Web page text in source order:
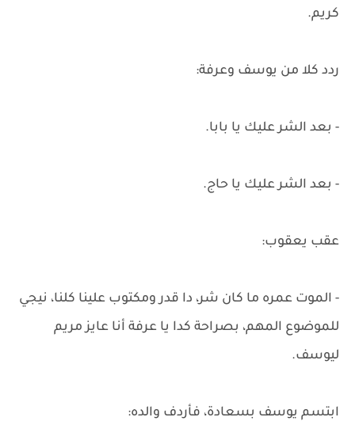
كريم.
ردد كلا من يوسف وعرفة:
- بعد الشر عليك يا بابا.
- بعد الشر عليك يا حاج.
عقب يعقوب:
- الموت عمره ما كان شر، دا قدر ومكتوب علينا كلنا، نيجي
للموضوع المهم، بصراحة كدا يا عرفة أنا عايز مريم
ليوسف.
ابتسم يوسف بسعادة، فأردف والده: